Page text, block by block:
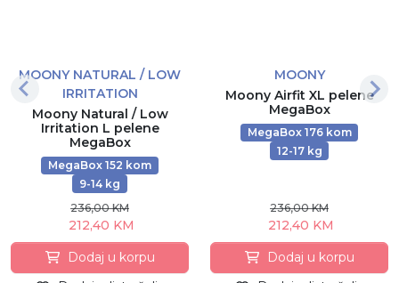
MOONY NATURAL / LOW
IRRITATION
Moony Natural / Low
Irritation L pelene
MegaBox
MegaBox 152 kom
9-14 kg
236,00 KM
212,40 KM
Dodaj u korpu
MOONY
Moony Airfit XL pelene
MegaBox
MegaBox 176 kom
12-17 kg
236,00 KM
212,40 KM
Dodaj u korpu